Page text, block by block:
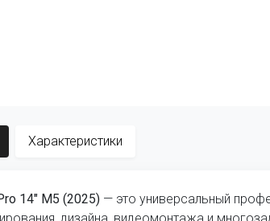
Характеристики
14″ M5 (2025) — это универсальный